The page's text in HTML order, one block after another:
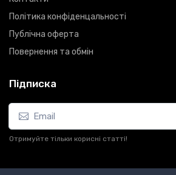
Політика конфіденцальності
Публічна оферта
Повернення та обмін
Підписка
Отримуйте тільки корисні статті!